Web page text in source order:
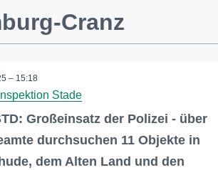
Cranz
– 15:18
Stade
Großeinsatz der Polizei - über
durchsuchen 11 Objekte in
dem Alten Land und den